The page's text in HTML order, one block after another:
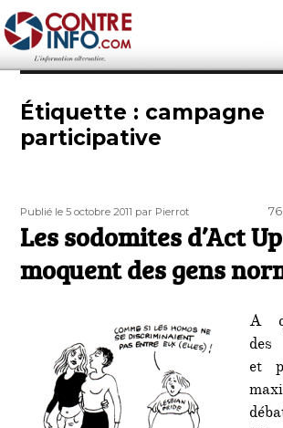
Contre-Info
Étiquette : campagne
participative
Publié
le
Publié le 5 octobre 2011 Auteur
par Pierrot
Les sodomites d’Act
moquent des gens
A
des
et